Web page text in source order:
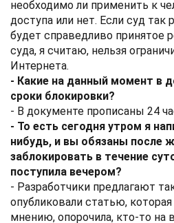
необходимо ли применить к
доступа или нет. Если суд так
будет справедливо принятое
суда, я считаю, нельзя
Интернета.
- Какие на данный момент в
сроки блокировки?
- В документе прописаны 24
- То есть сегодня утром я
нибудь, и вы обязаны после
заблокировать в течение
поступила вечером?
- Разработчики предлагают
опубликовали статью, которая
мнению, опорочила, кто-то на